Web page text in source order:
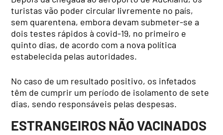
turistas vão poder circular livremente no país,
sem quarentena, embora devam submeter-se a
dois testes rápidos à covid-19, no primeiro e
quinto dias, de acordo com a nova política
estabelecida pelas autoridades.
No caso de um resultado positivo, os infetados
têm de cumprir um período de isolamento de sete
dias, sendo responsáveis pelas despesas.
ESTRANGEIROS NÃO VACINADOS